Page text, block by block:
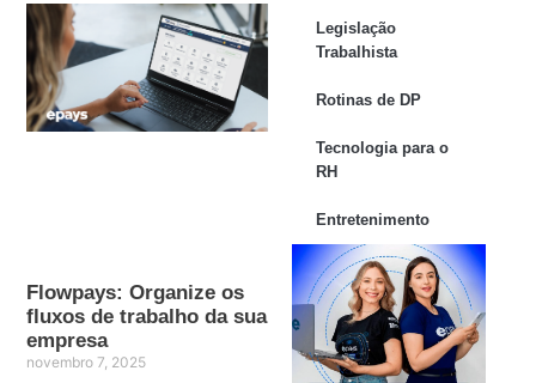
Flowpays: Organize os
fluxos de trabalho da sua
empresa
novembro 7, 2025
Legislação
Trabalhista
Rotinas de DP
Tecnologia para o
RH
Entretenimento